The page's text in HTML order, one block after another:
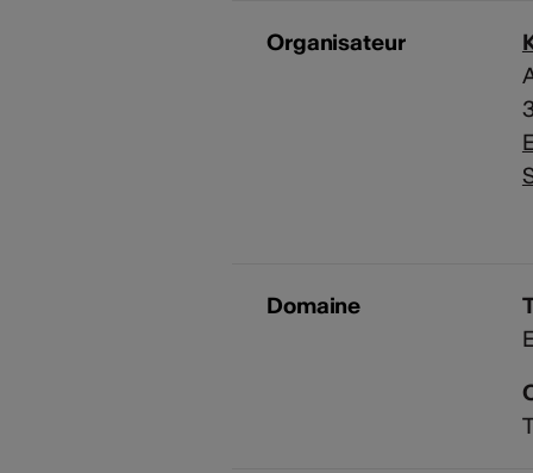
Organisateur
Domaine